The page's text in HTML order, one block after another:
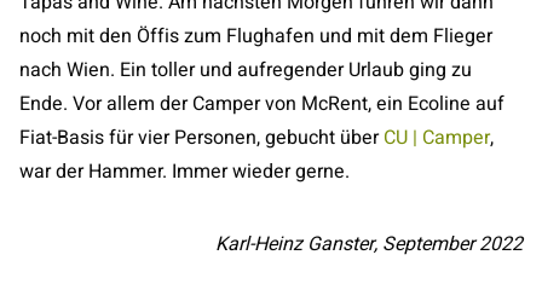
noch mit den Öffis zum Flughafen und mit dem Flieger
nach Wien. Ein toller und aufregender Urlaub ging zu
Ende. Vor allem der Camper von McRent, ein Ecoline auf
Fiat-Basis für vier Personen, gebucht überCU | Camper,
war der Hammer. Immer wieder gerne.
Karl-Heinz Ganster, September 2022